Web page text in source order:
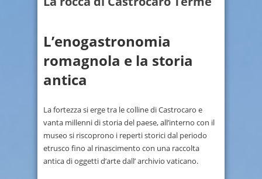
L’enogastronomia
romagnola e la storia
antica
La fortezza si erge tra le colline di Castrocaro e
vanta millenni di storia del paese, all’interno con il
museo si riscoprono i reperti storici dal periodo
etrusco fino al rinascimento con una raccolta
antica di oggetti d’arte dall’ archivio vaticano.